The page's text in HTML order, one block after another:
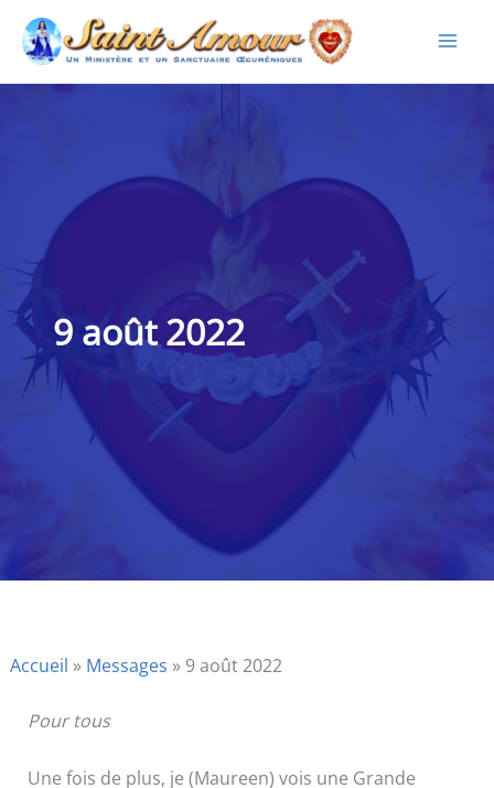
Aller
contenu
9 août 2022
Accueil » Messages » 9 août 2022
Pour tous
Une fois de plus, je (Maureen) vois une Grande